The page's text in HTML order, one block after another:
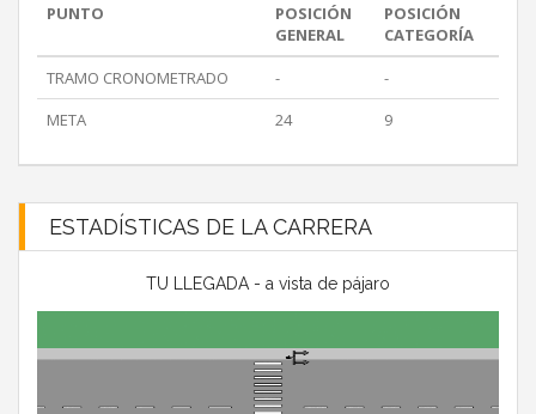
PUNTO
POSICIÓN
GENERAL
POSICIÓN
CATEGORÍA
TRAMO CRONOMETRADO
-
-
META
24 9
ESTADÍSTICAS DE LA CARRERA
TU LLEGADA - a vista de pájaro